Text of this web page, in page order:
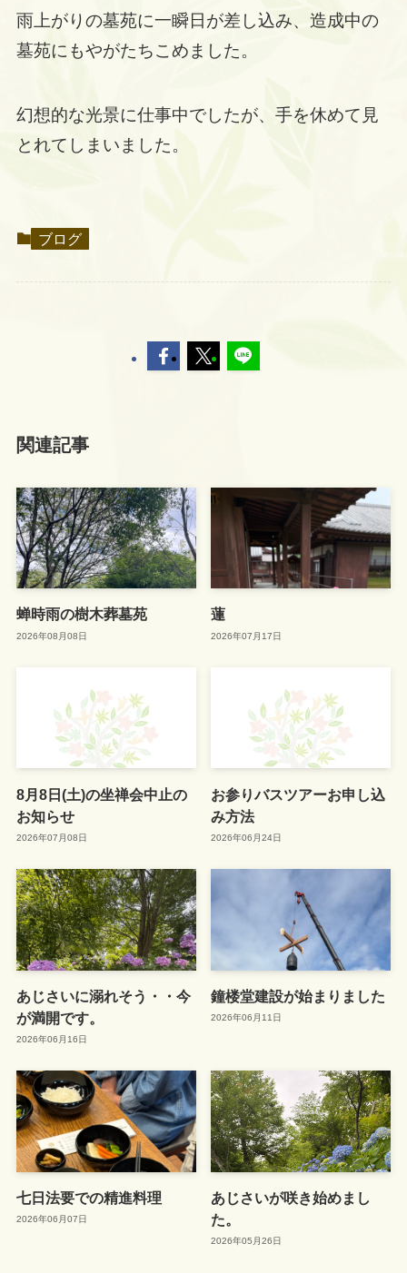
雨上がりの墓苑に一瞬日が差し込み、造成中の
墓苑にもやがたちこめました。
幻想的な光景に仕事中でしたが、手を休めて見
とれてしまいました。
ブログ
関連記事
蝉時雨の樹木葬墓苑
2026年08月08日
蓮
2026年07月17日
8月8日(土)の坐禅会中止の
お知らせ
2026年07月08日
お参りバスツアーお申し込
み方法
2026年06月24日
あじさいに溺れそう・・今
が満開です。
2026年06月16日
鐘楼堂建設が始まりました
2026年06月11日
七日法要での精進料理
2026年06月07日
あじさいが咲き始めまし
た。
2026年05月26日